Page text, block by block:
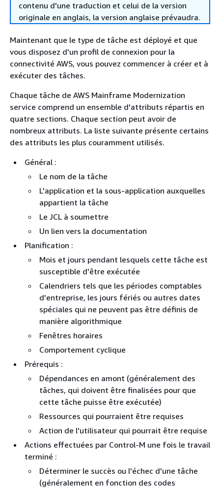
contenu d'une traduction et celui de la version
originale en anglais, la version anglaise prévaudra.
Maintenant que le type de tâche est déployé et que
vous disposez d'un profil de connexion pour la
connectivité AWS, vous pouvez commencer à créer et à
exécuter des tâches.
Chaque tâche de AWS Mainframe Modernization
service comprend un ensemble d'attributs répartis en
quatre sections. Chaque section peut avoir de
nombreux attributs. La liste suivante présente certains
des attributs les plus couramment utilisés.
Général :
Le nom de la tâche
L'application et la sous-application auxquelles
appartient la tâche
Le JCL à soumettre
Un lien vers la documentation
Planification :
Mois et jours pendant lesquels cette tâche est
susceptible d'être exécutée
Calendriers tels que les périodes comptables
d'entreprise, les jours fériés ou autres dates
spéciales qui ne peuvent pas être définis de
manière algorithmique
Fenêtres horaires
Comportement cyclique
Prérequis :
Dépendances en amont (généralement des
tâches, qui doivent être finalisées pour que
cette tâche puisse être exécutée)
Ressources qui pourraient être requises
Action de l'utilisateur qui pourrait être requise
Actions effectuées par Control-M une fois le travail
terminé :
Déterminer le succès ou l'échec d'une tâche
(généralement en fonction des codes